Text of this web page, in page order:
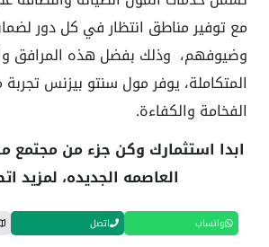
مع توفير مناطق انتظار في كل دور
وضيوفهم، وذلك بفضل هذه المرافق
المتكاملة، يوفر مول سنتو بيزنس
الفخامة والكفاءة.
ابدا استثمارك وكن جزء من مجتمع
العاصمه الجديده، لمزيد
واتساب اتصل